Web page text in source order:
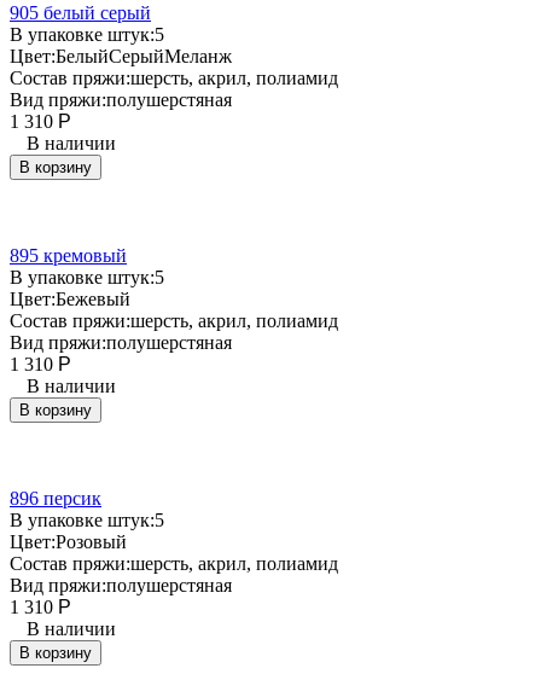
905 белый серый
В упаковке штук:5
Цвет:БелыйСерыйМеланж
Состав пряжи:шерсть, акрил, полиамид
Вид пряжи:полушерстяная
1 310 Р
В наличии
В корзину
895 кремовый
В упаковке штук:5
Цвет:Бежевый
Состав пряжи:шерсть, акрил, полиамид
Вид пряжи:полушерстяная
1 310 Р
В наличии
В корзину
896 персик
В упаковке штук:5
Цвет:Розовый
Состав пряжи:шерсть, акрил, полиамид
Вид пряжи:полушерстяная
1 310 Р
В наличии
В корзину